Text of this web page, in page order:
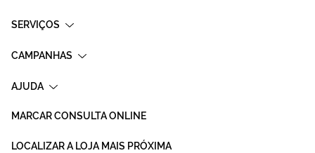
SERVIÇOS
CAMPANHAS
AJUDA
MARCAR CONSULTA ONLINE
LOCALIZAR A LOJA MAIS PRÓXIMA